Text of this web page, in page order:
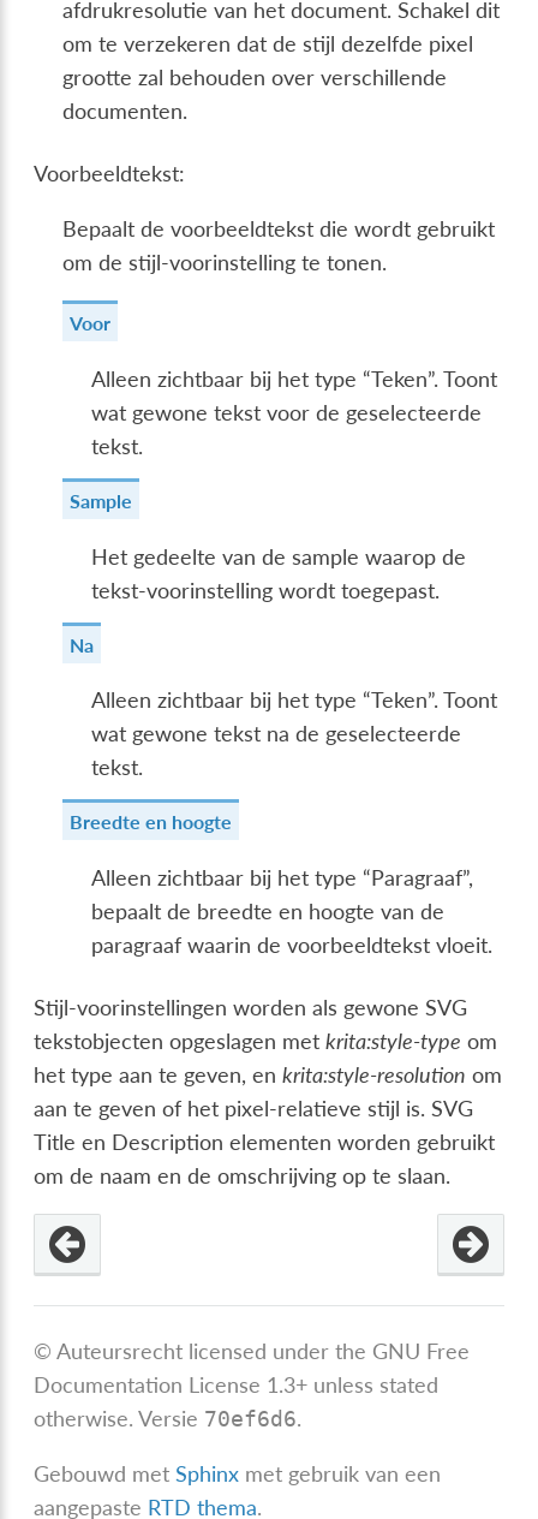
afdrukresolutie van het document. Schakel dit
om te verzekeren dat de stijl dezelfde pixel
grootte zal behouden over verschillende
documenten.
Voorbeeldtekst:
Bepaalt de voorbeeldtekst die wordt gebruikt
om de stijl-voorinstelling te tonen.
Voor
Alleen zichtbaar bij het type “Teken”. Toont
wat gewone tekst voor de geselecteerde
tekst.
Sample
Het gedeelte van de sample waarop de
tekst-voorinstelling wordt toegepast.
Na
Alleen zichtbaar bij het type “Teken”. Toont
wat gewone tekst na de geselecteerde
tekst.
Breedte en hoogte
Alleen zichtbaar bij het type “Paragraaf”,
bepaalt de breedte en hoogte van de
paragraaf waarin de voorbeeldtekst vloeit.
Stijl-voorinstellingen worden als gewone SVG
tekstobjecten opgeslagen metkrita:style-type om
het type aan te geven, enkrita:style-resolution om
aan te geven of het pixel-relatieve stijl is. SVG
Title en Description elementen worden gebruikt
om de naam en de omschrijving op te slaan.
© Auteursrecht licensed under the GNU Free
Documentation License 1.3+ unless stated
otherwise.Versie 70ef6d6.
Gebouwd metSphinx met gebruik van een
aangepaste RTD thema.